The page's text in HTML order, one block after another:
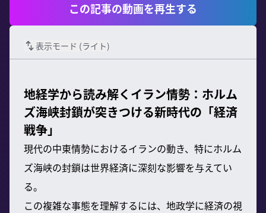
この記事の動画を再生する
表示モード (ライト)
地経学から読み解くイラン情勢：ホルム
ズ海峡封鎖が突きつける新時代の「経済
戦争」
現代の中東情勢におけるイランの動き、特にホルム
ズ海峡の封鎖は世界経済に深刻な影響を与えてい
る。
この複雑な事態を理解するには、地政学に経済の視